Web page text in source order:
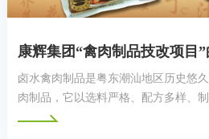
康辉集团“禽肉制品技改项目
卤水禽肉制品是粤东潮汕地区历史悠
肉制品，它以选料严格、配方多样、
誉我国南方和东南区地区，成为驰名